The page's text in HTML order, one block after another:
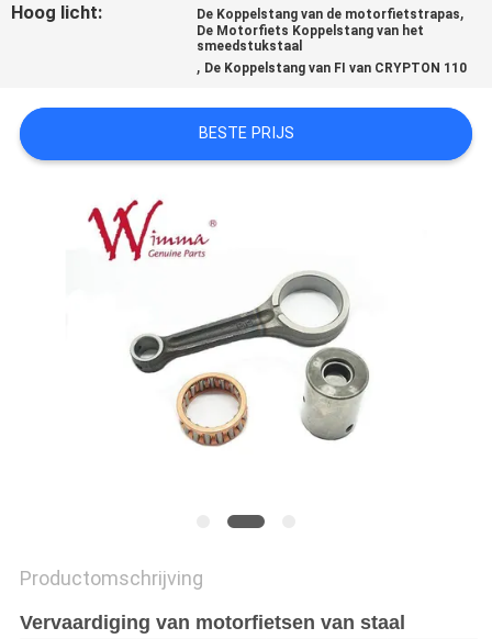
PRIVACYBELEID
Hoog licht: De Koppelstang van de motorfietstrapas,
De Motorfiets Koppelstang van het
smeedstukstaal
, De Koppelstang van FI van CRYPTON 110
BESTE PRIJS
Productomschrijving
Vervaardiging van motorfietsen van staal